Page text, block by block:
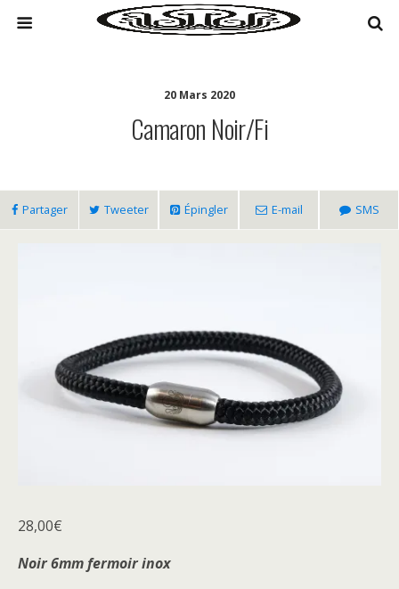
20 Mars 2020
Camaron Noir/fi
Partager Tweeter Épingler E-mail SMS
28,00€
Noir 6mm fermoir inox